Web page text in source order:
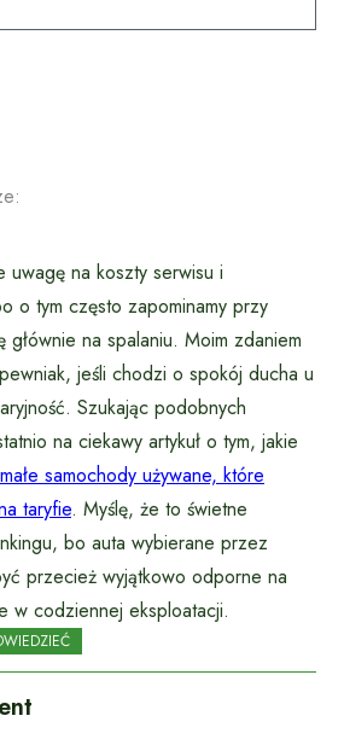
uwagę na koszty serwisu i
o tym często zapominamy przy
głównie na spalaniu. Moim zdaniem
jeśli chodzi o spokój ducha u
Szukając podobnych
na ciekawy artykuł o tym, jakie
samochody używane, które
taryfie. Myślę, że to świetne
bo auta wybierane przez
przecież wyjątkowo odporne na
w codziennej eksploatacji.